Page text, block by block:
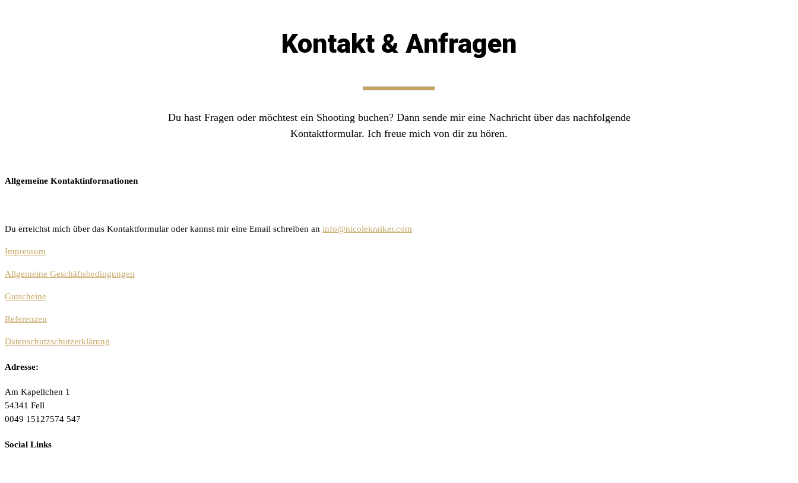
Kontakt & Anfragen
Du hast Fragen oder möchtest ein Shooting buchen? Dann sende mir eine Nachricht über das nachfolgende
Kontaktformular. Ich freue mich von dir zu hören.
Allgemeine Kontaktinformationen
Du erreichst mich über das Kontaktformular oder kannst mir eine Email schreiben an info@nicolekraiker.com
Impressum
Allgemeine Geschäftsbedingungen
Gutscheine
Referenzen
Datenschutzschutzerklärung
Adresse:
Am Kapellchen 1
54341 Fell
0049 15127574 547
Social Links